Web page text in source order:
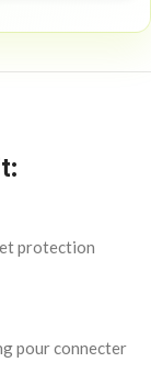
protection
pour connecter